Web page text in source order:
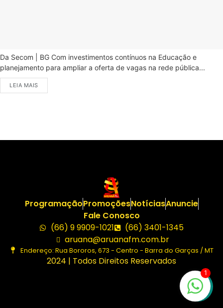
Da Secom | BG Com investimentos contínuos na Educação e
planejamento para ampliar a oferta de vagas na rede pública...
LEIA MAIS
ProgramaçãoPromoçõesNotíciasAnuncie
Fale Conosco
(66) 9 9909-1021
(66) 3401-1345
aruana@aruanafm.com.br
Endereço: Rua Bororos, 673 - Centro - Barra do Garças / MT
2024 | Todos Direitos Reservados
1